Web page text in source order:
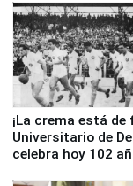
¡La crema está de
Universitario de
celebra hoy 102